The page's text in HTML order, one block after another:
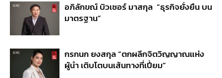
อภิลักขณ์ บิวเซอร์ มาสกุล “ธุรกิจยั่งยืน บน
มาตรฐาน”
กรกนก ยงสกุล “ตกผลึกจิตวิญญาณแห่ง
ผู้นำ เติบโตบนเส้นทางที่เปี่ยม”